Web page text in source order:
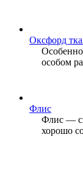
Оксфорд
особом
Флис
Флис —
хорошо